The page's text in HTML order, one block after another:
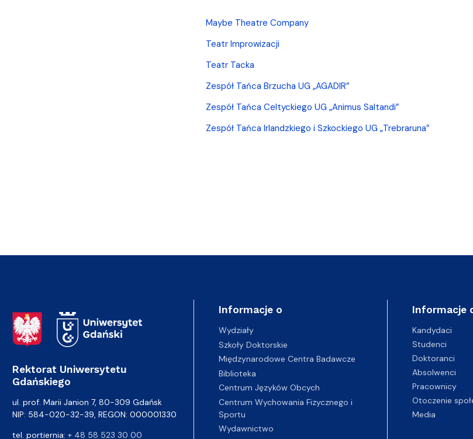
Maybe Theatre Company
Teatr Improwizacji
Teatr Tacka
Zespół Tańca Brzucha UG „AGADIR”
Zespół Tańca Celtyckiego UG „Animus Saltandi”
Zespół Tańca Irlandzkiego i Szkockiego UG „Trebraruna”
Adres Rektoratu
Rektorat Uniwersytetu
Gdańskiego
ul. prof. Marii Janion 7, 80-309 Gdańsk
NIP: 584-020-32-39, REGON: 000001330
tel. portiernia: + 48 58 523 30 00
Informacje o
Wydziały
Szkoły Doktorskie
Międzynarodowe Centra Badawcze
Biblioteka
Centrum Języków Obcych
Centrum Wychowania Fizycznego i
Sportu
Wydawnictwo
Informacje
Kandydaci
Studenci
Doktoranci
Absolwenci
Pracownicy
Otoczenie
Media